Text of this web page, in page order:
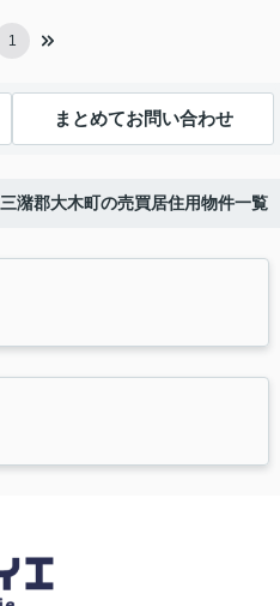
1
まとめてお問い合わせ
三潴郡大木町の売買居住用物件一覧